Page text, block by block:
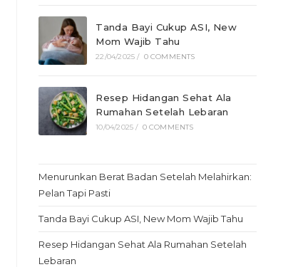
Tanda Bayi Cukup ASI, New
Mom Wajib Tahu
22/04/2025 / 0 COMMENTS
Resep Hidangan Sehat Ala
Rumahan Setelah Lebaran
10/04/2025 / 0 COMMENTS
Menurunkan Berat Badan Setelah Melahirkan:
Pelan Tapi Pasti
Tanda Bayi Cukup ASI, New Mom Wajib Tahu
Resep Hidangan Sehat Ala Rumahan Setelah
Lebaran